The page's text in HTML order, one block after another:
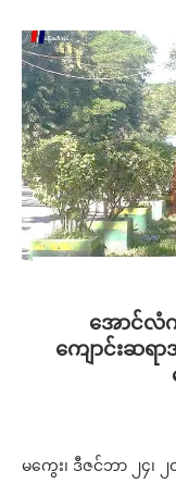
အောင်လံ
ကျောင်းဆရ
မကွေး၊ ဒီဇင်ဘာ ၂၄၊ ၂